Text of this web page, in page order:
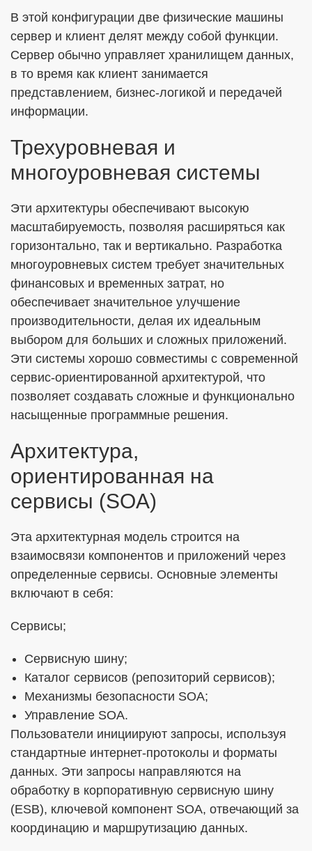
В этой конфигурации две физические машины
сервер и клиент делят между собой функции.
Сервер обычно управляет хранилищем данных,
в то время как клиент занимается
представлением, бизнес-логикой и передачей
информации.
Трехуровневая и
многоуровневая системы
Эти архитектуры обеспечивают высокую
масштабируемость, позволяя расширяться как
горизонтально, так и вертикально. Разработка
многоуровневых систем требует значительных
финансовых и временных затрат, но
обеспечивает значительное улучшение
производительности, делая их идеальным
выбором для больших и сложных приложений.
Эти системы хорошо совместимы с современной
сервис-ориентированной архитектурой, что
позволяет создавать сложные и функционально
насыщенные программные решения.
Архитектура,
ориентированная на
сервисы (SOA)
Эта архитектурная модель строится на
взаимосвязи компонентов и приложений через
определенные сервисы. Основные элементы
включают в себя:
Сервисы;
Сервисную шину;
Каталог сервисов (репозиторий сервисов);
Механизмы безопасности SOA;
Управление SOA.
Пользователи инициируют запросы, используя
стандартные интернет-протоколы и форматы
данных. Эти запросы направляются на
обработку в корпоративную сервисную шину
(ESB), ключевой компонент SOA, отвечающий за
координацию и маршрутизацию данных.